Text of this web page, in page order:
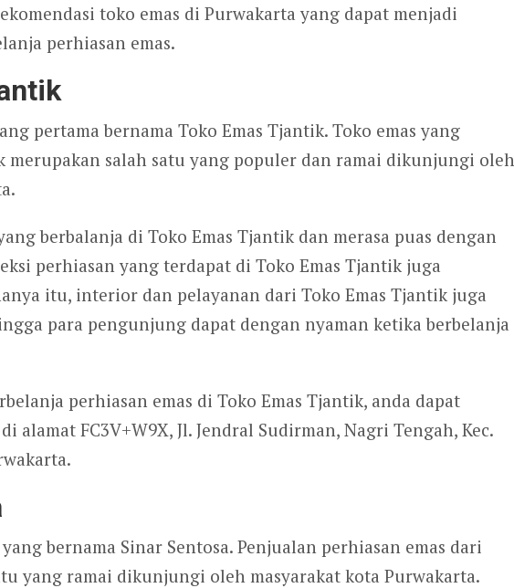
toko emas di Purwakarta yang dapat menjadi
perhiasan emas.
pertama bernama Toko Emas Tjantik. Toko emas yang
merupakan salah satu yang populer dan ramai dikunjungi oleh
berbalanja di Toko Emas Tjantik dan merasa puas dengan
perhiasan yang terdapat di Toko Emas Tjantik juga
itu, interior dan pelayanan dari Toko Emas Tjantik juga
para pengunjung dapat dengan nyaman ketika berbelanja
perhiasan emas di Toko Emas Tjantik, anda dapat
alamat FC3V+W9X, Jl. Jendral Sudirman, Nagri Tengah, Kec.
bernama Sinar Sentosa. Penjualan perhiasan emas dari
yang ramai dikunjungi oleh masyarakat kota Purwakarta.